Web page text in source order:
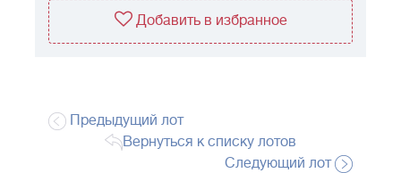
Добавить в избранное
Предыдущий лот
Вернуться к списку лотов
Следующий лот